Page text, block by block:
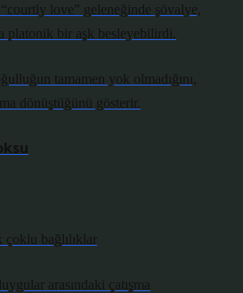
love” geleneğinde şövalye,
platonik bir aşk besleyebilirdi.
tamamen yok olmadığını,
dönüştüğünü gösterir.
bağlılıklar
arasındaki çatışma